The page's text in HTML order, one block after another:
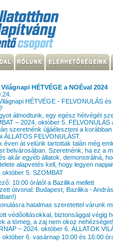
HÉTVÉGE a NOÉval 2024
HÉTVÉGE - FELVONULÁS
álmodtunk, egy egész hétvégét
– 2024. október 5. FELVONULÁS
szeretnénk újjáéleszteni a
ÁLLATOS FELVONULÁST.
éven át velünk tartottak talán még
belvárosában. Szeretnénk, ha ez a
akár egyéb állatok, demonstrálná,
alapvetés kell, hogy legyen
október 5. SZOMBAT
10:00 órától a Bazilika mellett
útvonal: Budapest, Bazilika -
hatalmas szeretettel várunk
védőoltásokkal, biztonsággal végig
a tömeg, a zaj nem okoz nehézséget!
– 2024. október 6. ÁLLATOK
október 6. vasárnap 10:00 és 16:00